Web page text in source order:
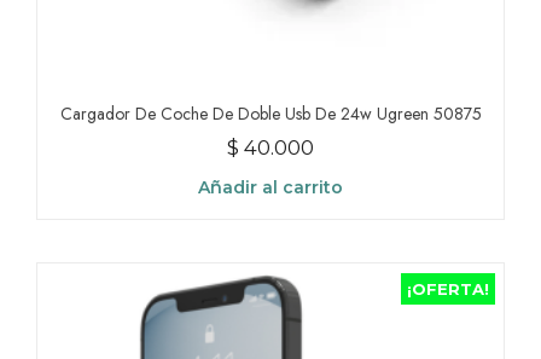
Cargador De Coche De Doble Usb De 24w Ugreen 50875
$ 40.000
Añadir al carrito
¡OFERTA!